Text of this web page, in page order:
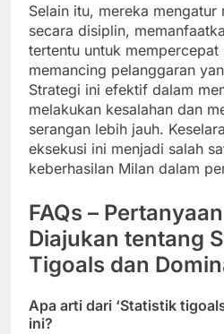
Selain itu, mereka mengatur
secara disiplin,
tertentu untuk mempercepat
memancing pelanggaran
Strategi ini efektif dalam
melakukan kesalahan dan
serangan lebih jauh.
eksekusi ini menjadi salah
keberhasilan Milan dalam
FAQs –
Diajukan tentang
Tigoals dan
Apa arti dari ‘Statistik
ini?